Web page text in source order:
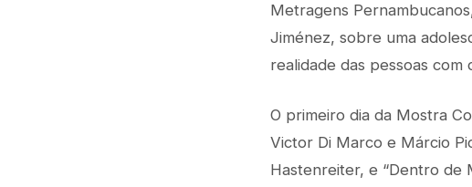
Metragens
Jiménez, sobre uma
realidade das pessoas
O primeiro dia da Mostra
Victor Di Marco e Márcio
Hastenreiter, e “Dentro de